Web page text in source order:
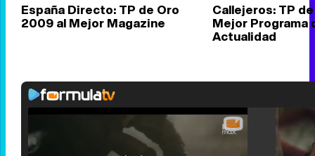
España Directo: TP de Oro
2009 al Mejor Magazine
Callejeros: TP
Mejor Programa
Actualidad